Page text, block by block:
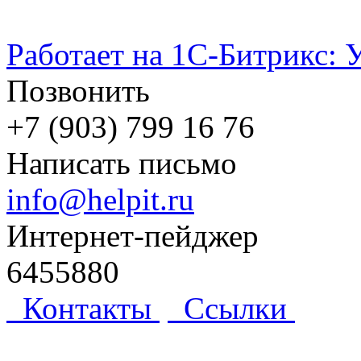
Работает на 1С-Битрикс:
Позвонить
+7 (903) 799 16 76
Написать письмо
info@helpit.ru
Интернет-пейджер
6455880
Контакты
Ссылки